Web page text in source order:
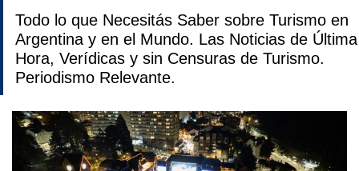
Todo lo que Necesitás Saber sobre Turismo en
Argentina y en el Mundo. Las Noticias de Última
Hora, Verídicas y sin Censuras de Turismo.
Periodismo Relevante.